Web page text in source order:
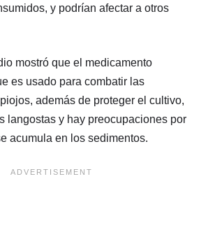
y podrían afectar a otros
mostró que el medicamento
es usado para combatir las
además de proteger el cultivo,
langostas y hay preocupaciones por
acumula en los sedimentos.